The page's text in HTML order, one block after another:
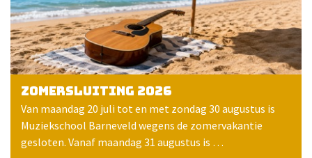
Zomersluiting 2026
Van maandag 20 juli tot en met zondag 30 augustus is
Muziekschool Barneveld wegens de zomervakantie
gesloten. Vanaf maandag 31 augustus is …